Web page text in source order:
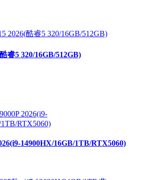
睿5 320/16GB/512GB)
14900HX/16GB/1TB/RTX5060)